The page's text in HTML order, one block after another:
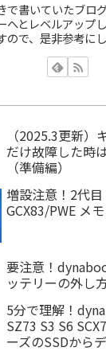
書いていたブロ
へとレベルアップ
ので、是非参考に
（2025.3更新
だけ故障した時
（準備編）
増設注意！2代
GCX83/PWE メ
要注意！
ッテリーの外し
5分で理解！
SZ73 S3 S6
ーズのSSDから